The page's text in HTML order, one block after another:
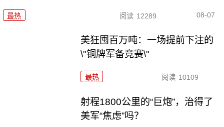
最热 阅读 12289 08-07
美狂囤百万吨：一场提前下注的
\"铜牌军备竞赛\"
最热 阅读 10109
射程1800公里的“巨炮”，治得了
美军“焦虑”吗？